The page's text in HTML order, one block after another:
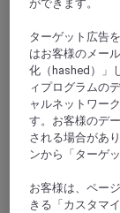
HUHHOT,
Mercure
ターゲット広告
はお客様のメー
化（hashed）」
ィプログラムの
ャルネットワー
す。お客様のデ
される場合があ
ンから「ターゲ
お客様は、ペー
きる「カスタマ